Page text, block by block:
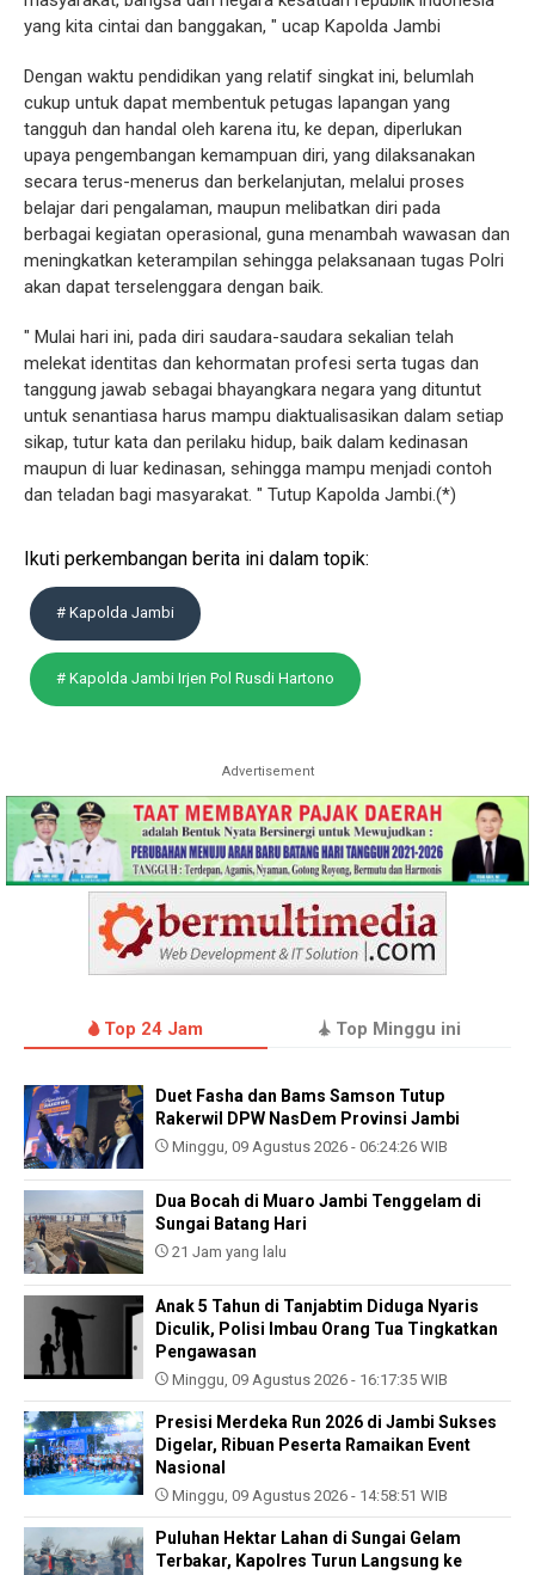
yang kita cintai dan banggakan, " ucap Kapolda Jambi
Dengan waktu pendidikan yang relatif singkat ini, belumlah
cukup untuk dapat membentuk petugas lapangan yang
tangguh dan handal oleh karena itu, ke depan, diperlukan
upaya pengembangan kemampuan diri, yang dilaksanakan
secara terus-menerus dan berkelanjutan, melalui proses
belajar dari pengalaman, maupun melibatkan diri pada
berbagai kegiatan operasional, guna menambah wawasan dan
meningkatkan keterampilan sehingga pelaksanaan tugas Polri
akan dapat terselenggara dengan baik.
" Mulai hari ini, pada diri saudara-saudara sekalian telah
melekat identitas dan kehormatan profesi serta tugas dan
tanggung jawab sebagai bhayangkara negara yang dituntut
untuk senantiasa harus mampu diaktualisasikan dalam setiap
sikap, tutur kata dan perilaku hidup, baik dalam kedinasan
maupun di luar kedinasan, sehingga mampu menjadi contoh
dan teladan bagi masyarakat. " Tutup Kapolda Jambi.(*)
Ikuti perkembangan berita ini dalam topik:
# Kapolda Jambi
# Kapolda Jambi Irjen Pol Rusdi Hartono
Advertisement
Top 24 Jam Top Minggu ini
Duet Fasha dan Bams Samson Tutup
Rakerwil DPW NasDem Provinsi Jambi
Minggu, 09 Agustus 2026 - 06:24:26 WIB
Dua Bocah di Muaro Jambi Tenggelam di
Sungai Batang Hari
21 Jam yang lalu
Anak 5 Tahun di Tanjabtim Diduga Nyaris
Diculik, Polisi Imbau Orang Tua Tingkatkan
Pengawasan
Minggu, 09 Agustus 2026 - 16:17:35 WIB
Presisi Merdeka Run 2026 di Jambi Sukses
Digelar, Ribuan Peserta Ramaikan Event
Nasional
Minggu, 09 Agustus 2026 - 14:58:51 WIB
Puluhan Hektar Lahan di Sungai Gelam
Terbakar, Kapolres Turun Langsung ke